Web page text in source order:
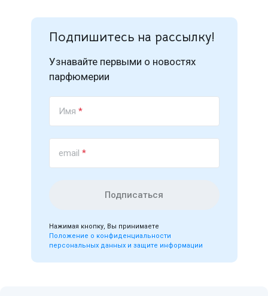
Подпишитесь на рассылку!
Узнавайте первыми о новостях
парфюмерии
Имя *
email *
Подписаться
Нажимая кнопку, Вы принимаете
Положение о конфиденциальности
персональных данных и защите информации